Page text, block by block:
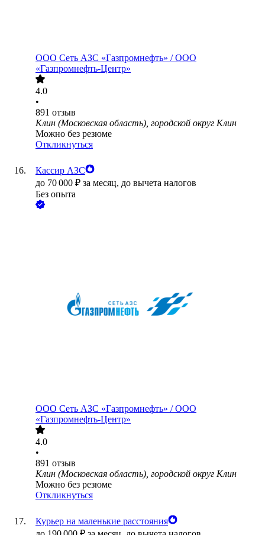
ООО Сеть АЗС «Газпромнефть» / ООО
«Газпромнефть-Центр»
4.0
•
891 отзыв
Клин (Московская область), городской округ Клин
Можно без резюме
Откликнуться
Кассир АЗС
до 70 000 ₽ за месяц, до вычета налогов
Без опыта
ООО Сеть АЗС «Газпромнефть» / ООО
«Газпромнефть-Центр»
4.0
•
891 отзыв
Клин (Московская область), городской округ Клин
Можно без резюме
Откликнуться
Курьер на маленькие расстояния